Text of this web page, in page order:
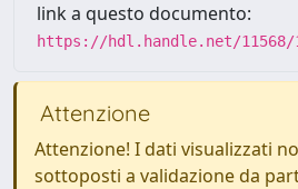
link a questo documento:
https://hdl.handle.net/11568/
Attenzione
Attenzione! I dati visualizzati
sottoposti a validazione da